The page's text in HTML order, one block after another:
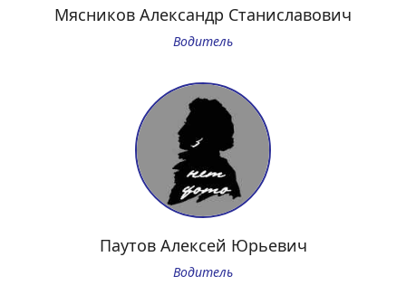
Мясников Александр Станиславович
Водитель
Паутов Алексей Юрьевич
Водитель